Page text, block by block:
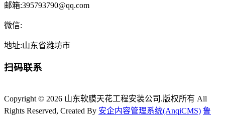
邮箱:395793790@qq.com
微信:
地址:山东省潍坊市
扫码联系
Copyright © 2026 山东软膜天花工程安装公司.版权所有 All
Rights Reserved, Created By 安企内容管理系统(AnqiCMS) 鲁